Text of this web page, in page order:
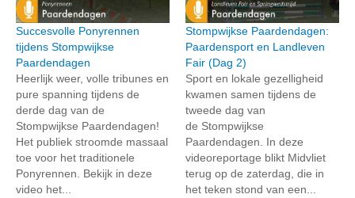
Succesvolle Ponyrennen
tijdens Stompwijkse
Paardendagen
Heerlijk weer, volle tribunes en
pure spanning tijdens de
derde dag van de
Stompwijkse Paardendagen!
Het publiek stroomde massaal
toe voor het traditionele
Ponyrennen. Bekijk in deze
video het...
Stompwijkse Paardendagen:
Paardensport en Landleven
Fair (Dag 2)
Sport en lokale gezelligheid
kwamen samen tijdens de
tweede dag van
de Stompwijkse
Paardendagen. In deze
videoreportage blikt Midvliet
terug op de zaterdag, die in
het teken stond van een...